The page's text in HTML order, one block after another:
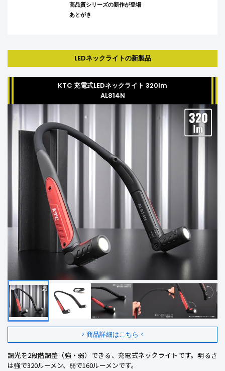
高品質シリーズの新作が登場
あとがき
LEDネックライトの新製品
KTC 充電式LEDネックライト 320lm
AL814N
> 商品詳細はこちら <
調光を2段階調整（強・弱）できる、充電式ネックライトです。明るさ
は強で320ルーメン、弱で160ルーメンです。